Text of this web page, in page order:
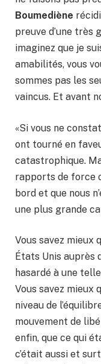
Boumediène
preuve d’une très
imaginez que je
amabilités, vous
sommes pas les
vaincus. Et avant
«Si vous ne
ont tourné en
catastrophique.
rapports de force
bord et que nous
une plus grande
Vous savez mieux
États Unis auprès
hasardé à une
Vous savez mieux
niveau de
mouvement de
enfin, que ce qui
c’était aussi et